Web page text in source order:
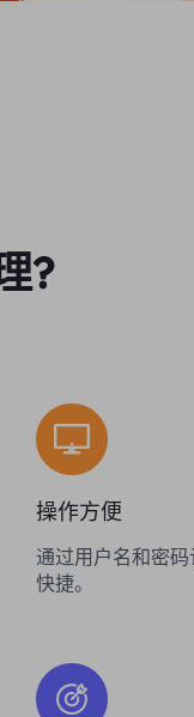
?
操作方便
通过用户名和密
快捷。